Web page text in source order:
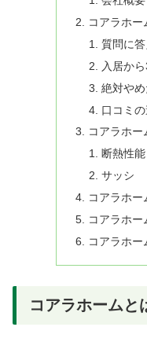
コアラホー
質問に
入居か
絶対や
口コミ
コアラホー
断熱性能
サッシ
コアラホー
コアラホー
コアラホー
コアラホームと